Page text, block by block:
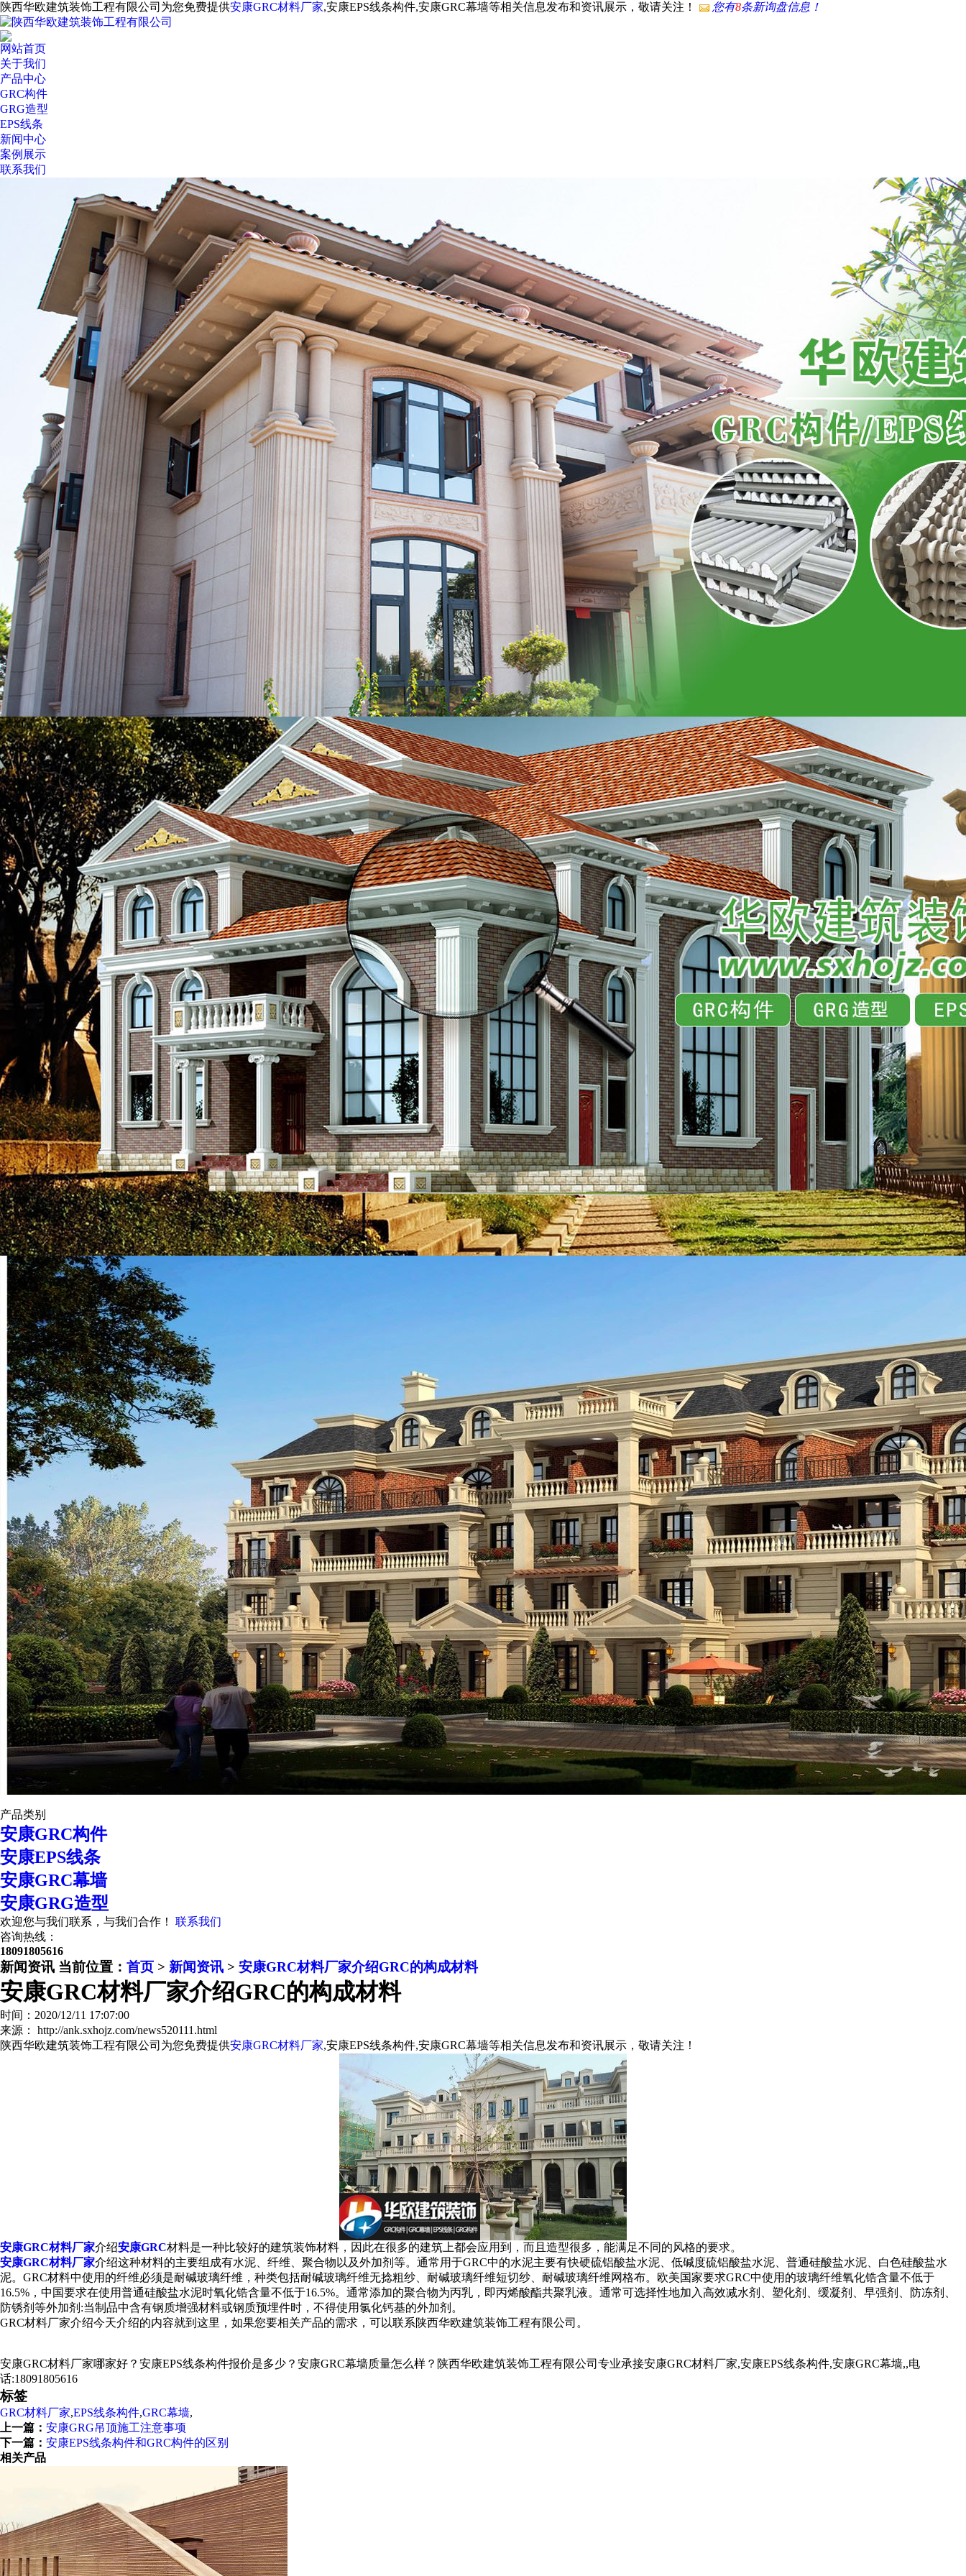
陕西华欧建筑装饰工程有限公司为您免费提供安康GRC材料厂家,安康EPS线条构件,安康GRC幕墙等相关信息发布和资讯展示，敬请关注！ 您有8条新询盘信息！
网站首页
关于我们
产品中心
GRC构件
GRG造型
EPS线条
新闻中心
案例展示
联系我们
产品类别
安康GRC构件
安康EPS线条
安康GRC幕墙
安康GRG造型
欢迎您与我们联系，与我们合作！
联系我们
咨询热线：
18091805616
新闻资讯 当前位置： 首页 > 新闻资讯 > 安康GRC材料厂家介绍GRC的构成材料
安康GRC材料厂家介绍GRC的构成材料
时间：2020/12/11 17:07:00
来源： http://ank.sxhojz.com/news520111.html
陕西华欧建筑装饰工程有限公司为您免费提供安康GRC材料厂家,安康EPS线条构件,安康GRC幕墙等相关信息发布和资讯展示，敬请关注！
安康GRC材料厂家介绍安康GRC材料是一种比较好的建筑装饰材料，因此在很多的建筑上都会应用到，而且造型很多，能满足不同的风格的要求。
安康GRC材料厂家介绍这种材料的主要组成有水泥、纤维、聚合物以及外加剂等。通常用于GRC中的水泥主要有快硬硫铝酸盐水泥、低碱度硫铝酸盐水泥、普通硅酸盐水泥、白色硅酸盐水
泥。GRC材料中使用的纤维必须是耐碱玻璃纤维，种类包括耐碱玻璃纤维无捻粗纱、耐碱玻璃纤维短切纱、耐碱玻璃纤维网格布。欧美国家要求GRC中使用的玻璃纤维氧化锆含量不低于
16.5%，中国要求在使用普通硅酸盐水泥时氧化锆含量不低于16.5%。通常添加的聚合物为丙乳，即丙烯酸酯共聚乳液。通常可选择性地加入高效减水剂、塑化剂、缓凝剂、早强剂、防冻剂、
防锈剂等外加剂:当制品中含有钢质增强材料或钢质预埋件时，不得使用氯化钙基的外加剂。
GRC材料厂家介绍今天介绍的内容就到这里，如果您要相关产品的需求，可以联系陕西华欧建筑装饰工程有限公司。
安康GRC材料厂家哪家好？安康EPS线条构件报价是多少？安康GRC幕墙质量怎么样？陕西华欧建筑装饰工程有限公司专业承接安康GRC材料厂家,安康EPS线条构件,安康GRC幕墙,,电
话:18091805616
标签
GRC材料厂家,EPS线条构件,GRC幕墙,
上一篇： 安康GRG吊顶施工注意事项
下一篇： 安康EPS线条构件和GRC构件的区别
相关产品